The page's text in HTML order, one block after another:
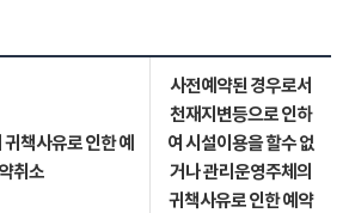
책사유로 인한 예
약취소
사전예약된 경우로서
천재지변등으로 인하
여 시설이용을 할수 없
거나 관리운영주체의
귀책사유로 인한 예약